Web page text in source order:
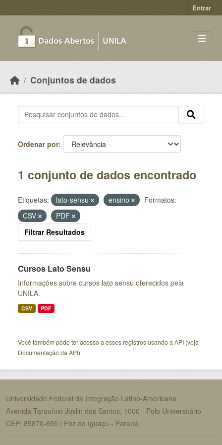
Entrar
Conjuntos de dados
Ordenar por
1 conjunto de dados encontrado
Etiquetas: lato-sensu ensino
Formatos:
CSV
PDF
Filtrar Resultados
Cursos Lato Sensu
Informações sobre cursos lato sensu oferecidos pela
UNILA.
CSV PDF
Você também pode ter acesso a esses registros usando a API (veja
Documentação da API).
Universidade Federal da Integração Latino-Americana
Avenida Tarquínio Joslin dos Santos, 1000 - Polo Universitário
CEP: 85870-650 | Foz do Iguaçu - Paraná